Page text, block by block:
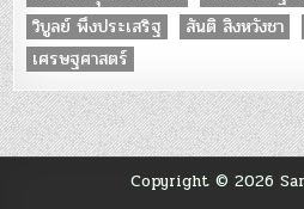
วิบูลย์ พึงประเสริฐ
สันติ สิงหวังชา
เศรษฐศาสตร์
Copyright © 2026